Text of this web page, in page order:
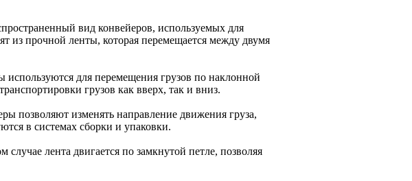
вид конвейеров, используемых для
из прочной ленты, которая перемещается между двумя
для перемещения грузов по наклонной
грузов как вверх, так и вниз.
позволяют изменять направление движения груза,
в системах сборки и упаковки.
лента двигается по замкнутой петле, позволяя